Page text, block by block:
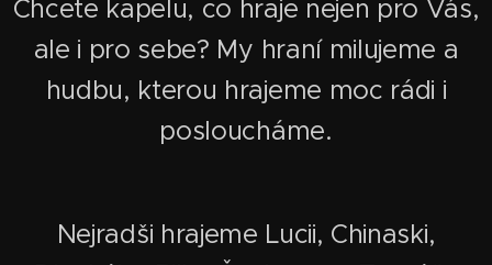
Chcete kapelu, co hraje nejen pro Vás,
ale i pro sebe? My hraní milujeme a
hudbu, kterou hrajeme moc rádi i
posloucháme.
Nejradši hrajeme Lucii, Chinaski,